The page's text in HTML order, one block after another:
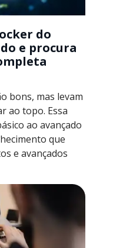
do
e procura
bons, mas levam
ao topo. Essa
ao avançado
que
e avançados